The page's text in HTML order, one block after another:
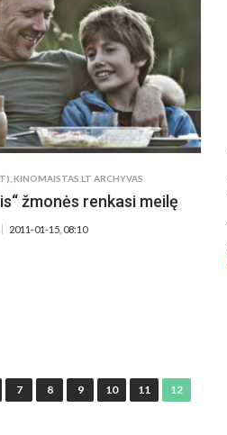
,KINOMAISTAS.LT ARCHYVAS
žmonės renkasi meilę
2011-01-15, 08:10
7 8 9 10 11 12